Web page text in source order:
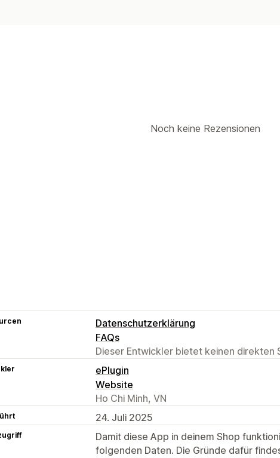
Noch keine Rezensionen
Datenschutzerklärung
FAQs
Dieser Entwickler bietet keinen direkten
ePlugin
Website
Ho Chi Minh, VN
24. Juli 2025
Damit diese App in deinem Shop
folgenden Daten. Die Gründe dafür